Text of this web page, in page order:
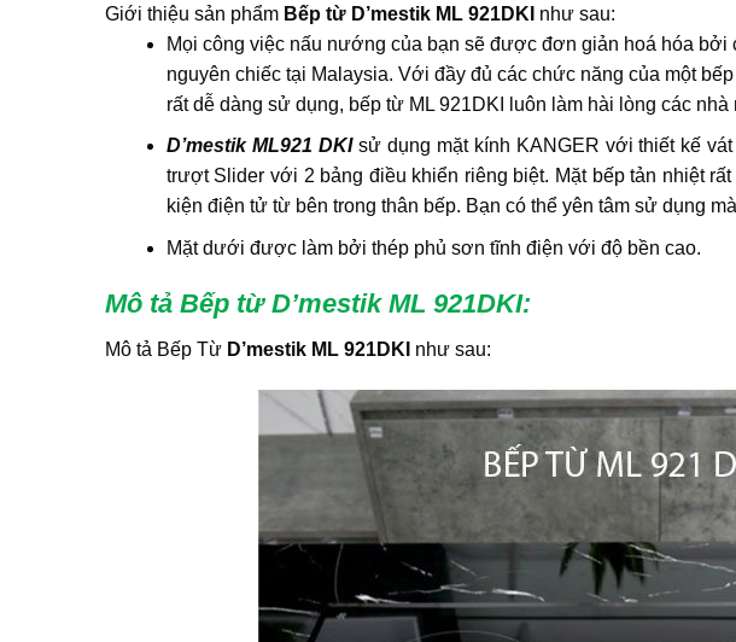
Giới thiệu sản phẩm Bếp từ D’mestik ML 921DKI như sau:
Mọi công việc nấu nướng của bạn sẽ được đơn giản hoá hóa
nguyên chiếc tại Malaysia. Với đầy đủ các chức năng của một
rất dễ dàng sử dụng, bếp từ ML 921DKI luôn làm hài lòng các
D’mestik ML921 DKIsử dụng mặt kính KANGER với thiết kế
trượt Slider với 2 bảng điều khiển riêng biệt. Mặt bếp tản nhiệt
kiện điện tử từ bên trong thân bếp. Bạn có thể yên tâm sử dụng
Mặt dưới được làm bởi thép phủ sơn tĩnh điện với độ bền cao.
Mô tả Bếp từ D’mestik ML 921DKI:
Mô tả Bếp Từ D’mestik ML 921DKI như sau: